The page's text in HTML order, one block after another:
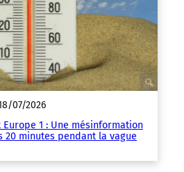
07/2026
Europe 1 : Une mésinformation
minutes pendant la vague